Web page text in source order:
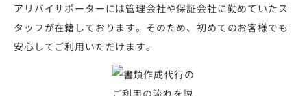
アリバイサポーターには管理会社や保証会社に勤めていたス
タッフが在籍しております。そのため、初めてのお客様でも
安心してご利用いただけます。